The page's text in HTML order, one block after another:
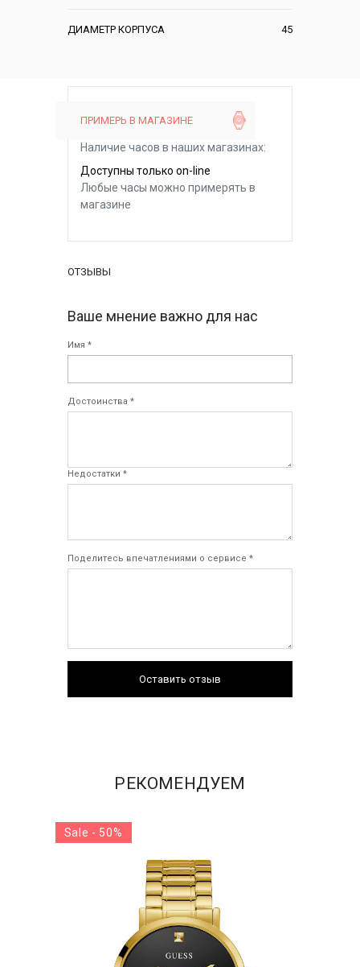
ДИАМЕТР КОРПУСА 45
ПРИМЕРЬ В МАГАЗИНЕ
Наличие часов в наших магазинах:
Доступны только on-line
Любые часы можно примерять в
магазине
ОТЗЫВЫ
Ваше мнение важно для нас
Имя *
Достоинства *
Недостатки *
Поделитесь впечатлениями о сервисе *
Оставить отзыв
РЕКОМЕНДУЕМ
Sale - 50%